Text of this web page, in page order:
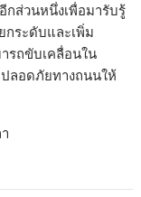
กส่วนหนึ่งเพื่อมารับรู้
กระดับและเพิ่ม
รถขับเคลื่อนใน
ลอดภัยทางถนนให้